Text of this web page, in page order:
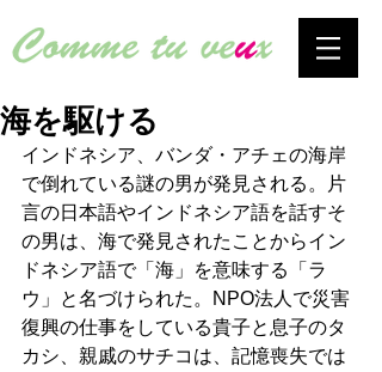
海を駆ける
インドネシア、バンダ・アチェの海岸
で倒れている謎の男が発見される。片
言の日本語やインドネシア語を話すそ
の男は、海で発見されたことからイン
ドネシア語で「海」を意味する「ラ
ウ」と名づけられた。NPO法人で災害
復興の仕事をしている貴子と息子のタ
カシ、親戚のサチコは、記憶喪失では